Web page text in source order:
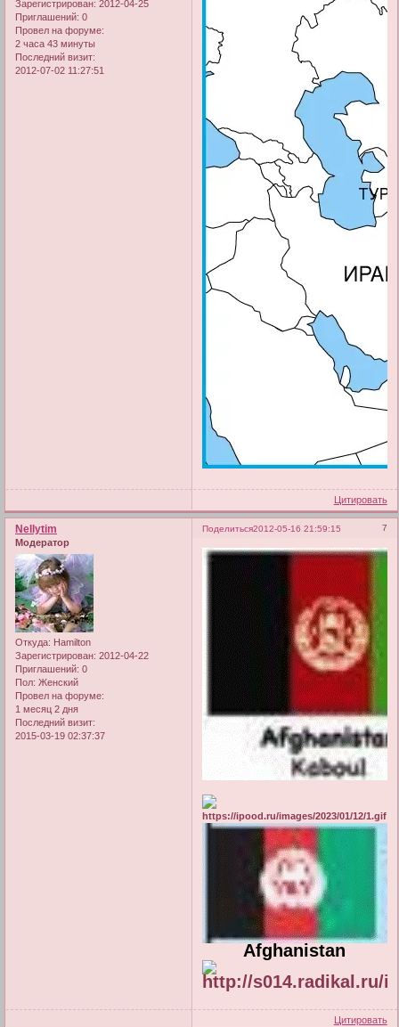
Зарегистрирован: 2012-04-25
Приглашений: 0
Провел на форуме:
2 часа 43 минуты
Последний визит:
2012-07-02 11:27:51
Цитировать
Поделиться 7
2012-05-16 21:59:15
Nellytim
Модератор
Откуда: Hamilton
Зарегистрирован: 2012-04-22
Приглашений: 0
Пол: Женский
Провел на форуме:
1 месяц 2 дня
Последний визит:
2015-03-19 02:37:37
Afghanistan
Цитировать